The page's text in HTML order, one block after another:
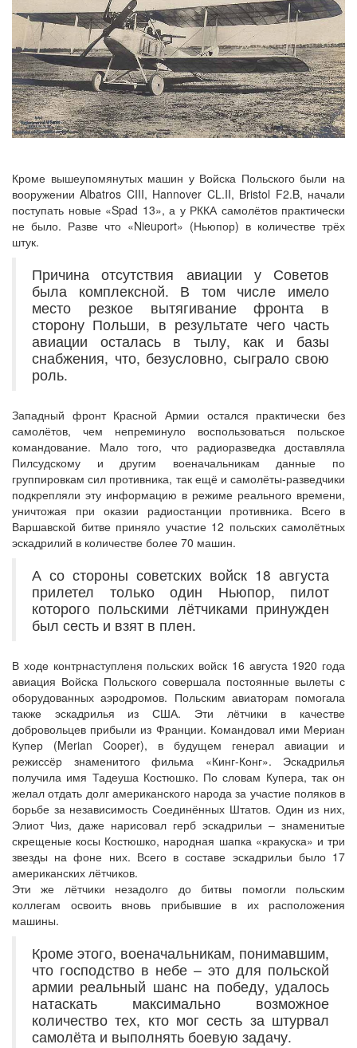
Кроме вышеупомянутых машин у Войска Польского были на
вооружении Albatros CIII, Hannover CL.II, Bristol F2.B, начали
поступать новые «Spad 13», а у РККА самолётов практически
не было. Разве что «Nieuport» (Ньюпор) в количестве трёх
штук.
Причина отсутствия авиации у Советов
была комплексной. В том числе имело
место резкое вытягивание фронта в
сторону Польши, в результате чего часть
авиации осталась в тылу, как и базы
снабжения, что, безусловно, сыграло свою
роль.
Западный фронт Красной Армии остался практически без
самолётов, чем непреминуло воспользоваться польское
командование. Мало того, что радиоразведка доставляла
Пилсудскому и другим военачальникам данные по
группировкам сил противника, так ещё и самолёты-разведчики
подкрепляли эту информацию в режиме реального времени,
уничтожая при оказии радиостанции противника. Всего в
Варшавской битве приняло участие 12 польских самолётных
эскадрилий в количестве более 70 машин.
А со стороны советских войск 18 августа
прилетел только один Ньюпор, пилот
которого польскими лётчиками принужден
был сесть и взят в плен.
В ходе контрнаступленя польских войск 16 августа 1920 года
авиация Войска Польского совершала постоянные вылеты с
оборудованных аэродромов. Польским авиаторам помогала
также эскадрилья из США. Эти лётчики в качестве
добровольцев прибыли из Франции. Командовал ими Мериан
Купер (Merian Cooper), в будущем генерал авиации и
режиссёр знаменитого фильма «Кинг-Конг». Эскадрилья
получила имя Тадеуша Костюшко. По словам Купера, так он
желал отдать долг американского народа за участие поляков в
борьбе за независимость Соединённых Штатов. Один из них,
Элиот Чиз, даже нарисовал герб эскадрильи – знаменитые
скрещеные косы Костюшко, народная шапка «кракуска» и три
звезды на фоне них. Всего в составе эскадрильи было 17
американских лётчиков.
Эти же лётчики незадолго до битвы помогли польским
коллегам освоить вновь прибывшие в их расположения
машины.
Кроме этого, военачальникам, понимавшим,
что господство в небе – это для польской
армии реальный шанс на победу, удалось
натаскать максимально возможное
количество тех, кто мог сесть за штурвал
самолёта и выполнять боевую задачу.